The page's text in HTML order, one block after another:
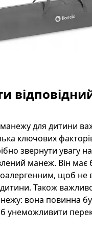
для дитини
ключових
звернути увагу
манеж. Він має
щоб не
Також
вона повинна
унеможливити